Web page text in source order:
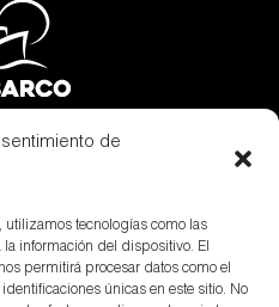
de
utilizamos tecnologías como las
la información del dispositivo. El
permitirá procesar datos como el
únicas en este sitio. No
Legal